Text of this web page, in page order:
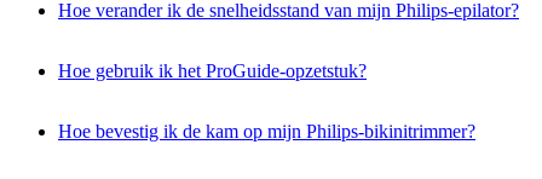
Hoe verander ik de snelheidsstand van mijn Philips-epilator?
Hoe gebruik ik het ProGuide-opzetstuk?
Hoe bevestig ik de kam op mijn Philips-bikinitrimmer?